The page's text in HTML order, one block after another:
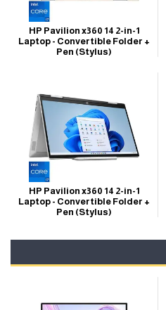
HP Pavilion x360 14 2-in-1
Laptop - Convertible Folder +
Pen (Stylus)
HP Pavilion x360 14 2-in-1
Laptop - Convertible Folder +
Pen (Stylus)